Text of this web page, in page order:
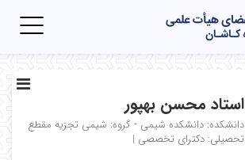
استاد محسن بهپور
دانشکده: دانشکده شیمی - گروه: شیمی تجزیه مقطع
تحصیلی: دکترای تخصصی |